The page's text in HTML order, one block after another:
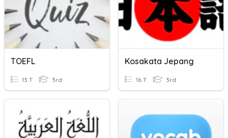
TOEFL
13 T 3rd
Kosakata Jepang
16 T 3rd